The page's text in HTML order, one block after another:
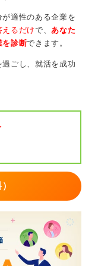
が適性のある企業を
るだけで、あなた
を診断できます。
ごし、就活を成功